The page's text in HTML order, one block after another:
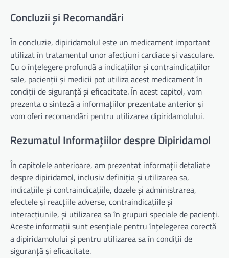
Concluzii și Recomandări
În concluzie, dipiridamolul este un medicament important
utilizat în tratamentul unor afecțiuni cardiace și vasculare.
Cu o înțelegere profundă a indicațiilor și contraindicațiilor
sale, pacienții și medicii pot utiliza acest medicament în
condiții de siguranță și eficacitate. În acest capitol, vom
prezenta o sinteză a informațiilor prezentate anterior și
vom oferi recomandări pentru utilizarea dipiridamolului.
Rezumatul Informațiilor despre Dipiridamol
În capitolele anterioare, am prezentat informații detaliate
despre dipiridamol, inclusiv definiția și utilizarea sa,
indicațiile și contraindicațiile, dozele și administrarea,
efectele și reacțiile adverse, contraindicațiile și
interacțiunile, și utilizarea sa în grupuri speciale de pacienți.
Aceste informații sunt esențiale pentru înțelegerea corectă
a dipiridamolului și pentru utilizarea sa în condiții de
siguranță și eficacitate.